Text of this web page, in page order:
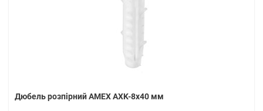
Дюбель розпірний AMEX AXK-8x40 мм